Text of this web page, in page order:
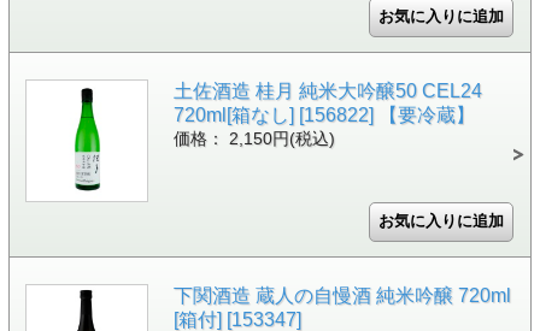
土佐酒造 桂月 純米大吟醸50 CEL24
720ml[箱なし] [156822] 【要冷蔵】
価格： 2,150円(税込)
下関酒造 蔵人の自慢酒 純米吟醸 720ml
[箱付] [153347]